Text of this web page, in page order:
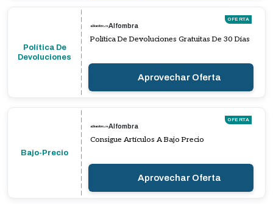
Política De
Devoluciones
OFERTA
Alfombra
Política De Devoluciones Gratuitas De 30 Días
Aprovechar Oferta
Bajo-Precio
OFERTA
Alfombra
Consigue Artículos A Bajo Precio
Aprovechar Oferta